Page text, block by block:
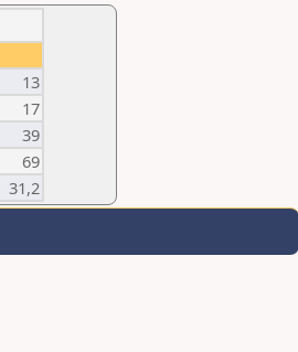
13
17
39
69
31,2